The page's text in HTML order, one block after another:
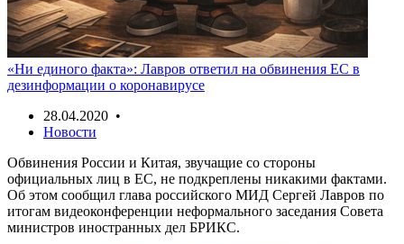
«Ни единого факта»: Лавров ответил на обвинения ЕС в
дезинформации о коронавирусе
28.04.2020 •
Новости
Обвинения России и Китая, звучащие со стороны
официальных лиц в ЕС, не подкреплены никакими фактами.
Об этом сообщил глава российского МИД Сергей Лавров по
итогам видеоконференции неформального заседания Совета
министров иностранных дел БРИКС.